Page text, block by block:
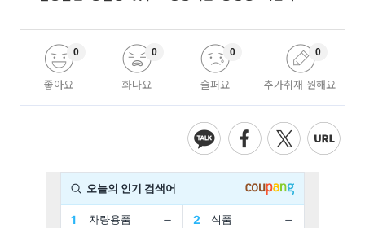
좋아요
0
화나요
0
슬퍼요
0
추가취재 원해요
0